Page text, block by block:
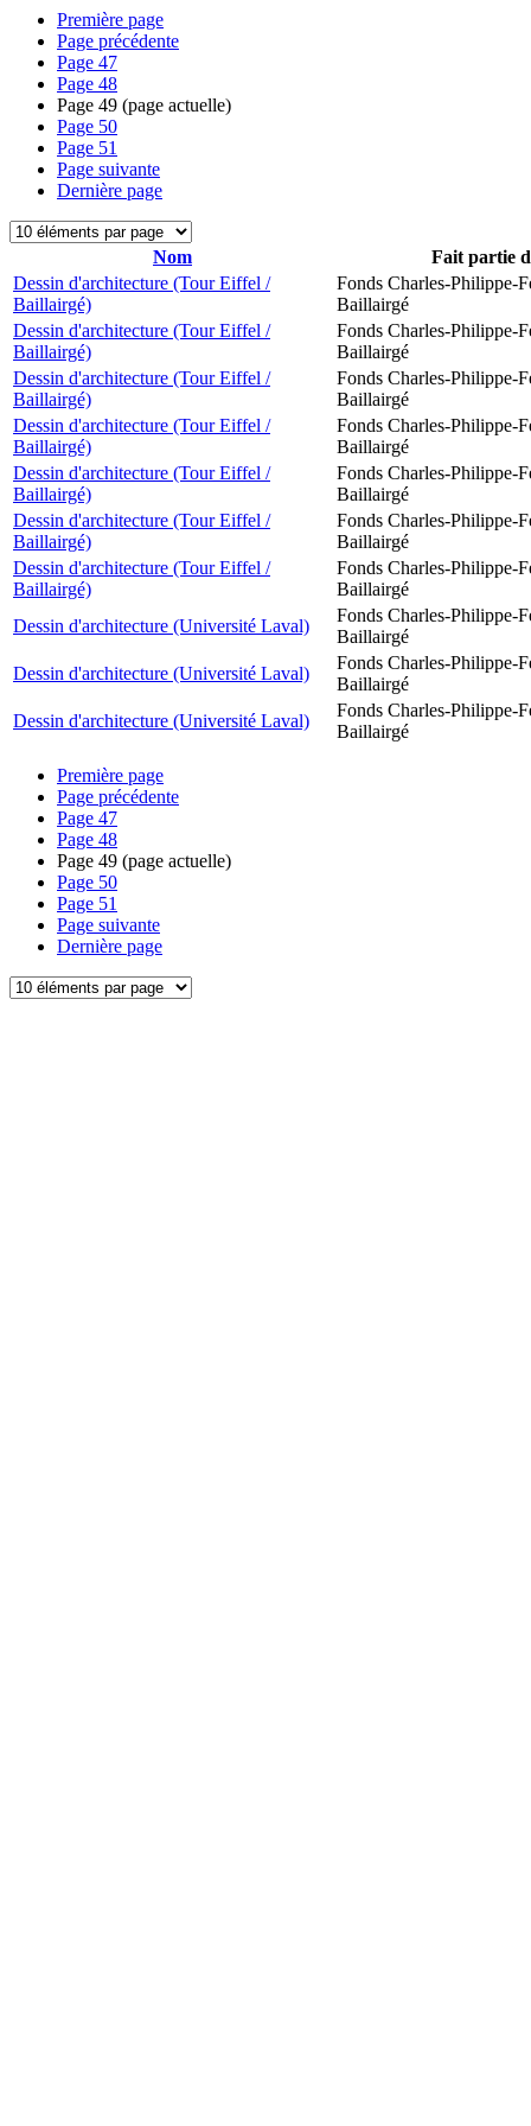
Première page
Page précédente
Page 47
Page 48
Page 49 (page actuelle)
Page 50
Page 51
Page suivante
Dernière page
Nom
Fait partie
Dessin d'architecture (Tour Eiffel /
Baillairgé)
Fonds Charles-Philippe-
Baillairgé
Dessin d'architecture (Tour Eiffel /
Baillairgé)
Fonds Charles-Philippe-
Baillairgé
Dessin d'architecture (Tour Eiffel /
Baillairgé)
Fonds Charles-Philippe-
Baillairgé
Dessin d'architecture (Tour Eiffel /
Baillairgé)
Fonds Charles-Philippe-
Baillairgé
Dessin d'architecture (Tour Eiffel /
Baillairgé)
Fonds Charles-Philippe-
Baillairgé
Dessin d'architecture (Tour Eiffel /
Baillairgé)
Fonds Charles-Philippe-
Baillairgé
Dessin d'architecture (Tour Eiffel /
Baillairgé)
Fonds Charles-Philippe-
Baillairgé
Dessin d'architecture (Université Laval)
Fonds Charles-Philippe-
Baillairgé
Dessin d'architecture (Université Laval)
Fonds Charles-Philippe-
Baillairgé
Dessin d'architecture (Université Laval)
Fonds Charles-Philippe-
Baillairgé
Première page
Page précédente
Page 47
Page 48
Page 49 (page actuelle)
Page 50
Page 51
Page suivante
Dernière page